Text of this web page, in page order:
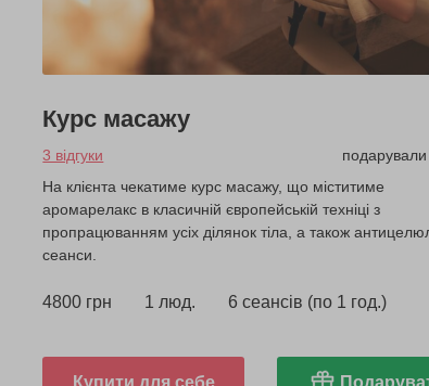
Курс масажу
3 відгуки
подарували
На клієнта чекатиме курс масажу, що міститиме
аромарелакс в класичній європейській техніці з
пропрацюванням усіх ділянок тіла, а також
сеанси.
4800 грн 1 люд. 6 сеансів (по 1 год.)